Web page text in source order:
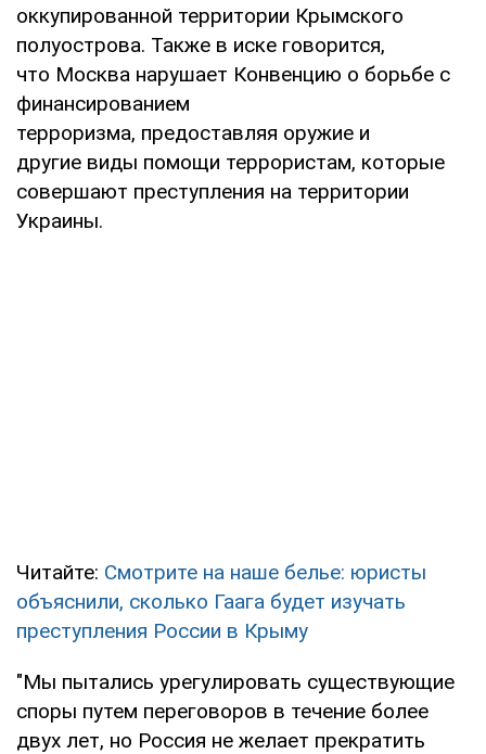
оккупированной территории Крымского
полуострова. Также в иске говорится,
что Москва нарушает Конвенцию о борьбе с
финансированием
терроризма, предоставляя оружие и
другие виды помощи террористам, которые
совершают преступления на территории
Украины.
Читайте: Смотрите на наше белье: юристы
объяснили, сколько Гаага будет изучать
преступления России в Крыму
"Мы пытались урегулировать существующие
споры путем переговоров в течение более
двух лет, но Россия не желает прекратить